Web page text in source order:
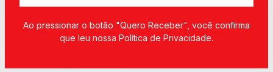
Ao pressionar o botão "Quero Receber", você confirma
que leu nossa Política de Privacidade.